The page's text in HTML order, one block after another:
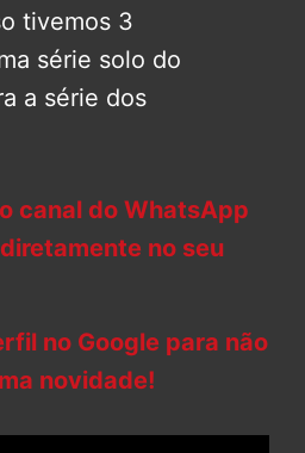
tivemos 3
série solo do
a série dos
canal do WhatsApp
no seu
no Google para não
novidade!